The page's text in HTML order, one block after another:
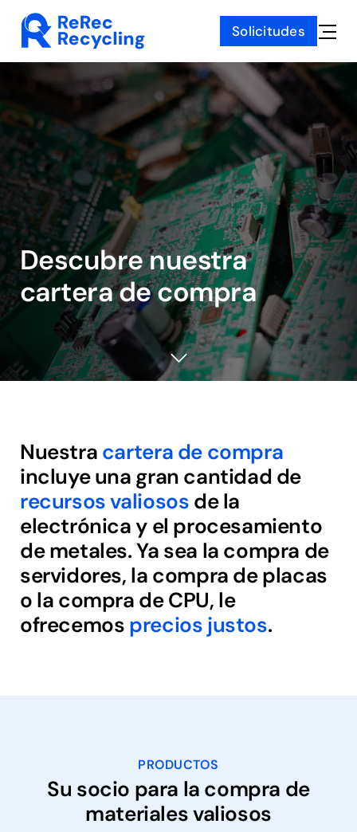
content
Solicitudes
Toggle
Descubre nuestra
cartera de compra
Nuestra cartera de compra
incluye una gran cantidad de
recursos valiosos de la
electrónica y el procesamiento
de metales. Ya sea la compra de
servidores, la compra de placas
o la compra de CPU, le
ofrecemos precios justos.
PRODUCTOS
Su socio para la compra de
materiales valiosos